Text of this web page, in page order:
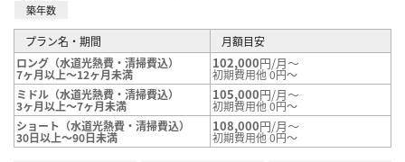
築年数
プラン名・期間
月額目安
ロング（水道光熱費・清掃費込）
7ヶ月以上～12ヶ月未満
102,000円/月～
初期費用他 0円～
ミドル（水道光熱費・清掃費込）
3ヶ月以上～7ヶ月未満
105,000円/月～
初期費用他 0円～
ショート（水道光熱費・清掃費込）
30日以上～90日未満
108,000円/月～
初期費用他 0円～